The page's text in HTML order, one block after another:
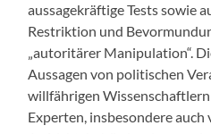
aussagekräftige Tests sowie
Restriktion und
„autoritärer Manipulation“.
Aussagen von politischen
willfährigen
Experten, insbesondere